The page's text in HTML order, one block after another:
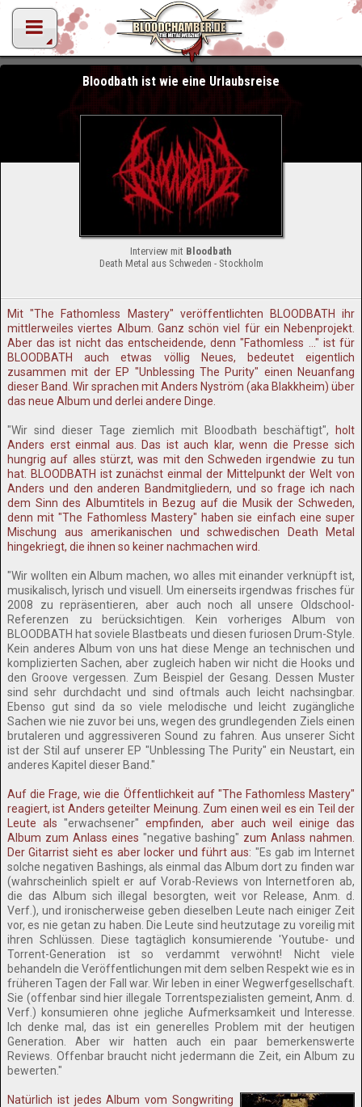
Bloodbath ist wie eine Urlaubsreise
Interview mit Bloodbath
Death Metal aus Schweden - Stockholm
Mit "The Fathomless Mastery" veröffentlichten BLOODBATH ihr
mittlerweiles viertes Album. Ganz schön viel für ein Nebenprojekt.
Aber das ist nicht das entscheidende, denn "Fathomless ..." ist für
BLOODBATH auch etwas völlig Neues, bedeutet eigentlich
zusammen mit der EP "Unblessing The Purity" einen Neuanfang
dieser Band. Wir sprachen mit Anders Nyström (aka Blakkheim) über
das neue Album und derlei andere Dinge.
"Wir sind dieser Tage ziemlich mit Bloodbath beschäftigt",
holt
Anders erst einmal aus. Das ist auch klar, wenn die Presse sich
hungrig auf alles stürzt, was mit den Schweden irgendwie zu tun
hat. BLOODBATH ist zunächst einmal der Mittelpunkt der Welt von
Anders und den anderen Bandmitgliedern, und so frage ich nach
dem Sinn des Albumtitels in Bezug auf die Musik der Schweden,
denn mit "The Fathomless Mastery" haben sie einfach eine super
Mischung aus amerikanischen und schwedischen Death Metal
hingekriegt, die ihnen so keiner nachmachen wird.
"Wir wollten ein Album machen, wo alles mit einander verknüpft ist,
musikalisch, lyrisch und visuell. Um einerseits irgendwas frisches für
2008 zu repräsentieren, aber auch noch all unsere Oldschool-
Referenzen zu berücksichtigen. Kein vorheriges Album von
BLOODBATH hat soviele Blastbeats und diesen furiosen Drum-Style.
Kein anderes Album von uns hat diese Menge an technischen und
komplizierten Sachen, aber zugleich haben wir nicht die Hooks und
den Groove vergessen. Zum Beispiel der Gesang. Dessen Muster
sind sehr durchdacht und sind oftmals auch leicht nachsingbar.
Ebenso gut sind da so viele melodische und leicht zugängliche
Sachen wie nie zuvor bei uns, wegen des grundlegenden Ziels einen
brutaleren und aggressiveren Sound zu fahren. Aus unserer Sicht
ist der Stil auf unserer EP "Unblessing The Purity" ein Neustart, ein
anderes Kapitel dieser Band."
Auf die Frage, wie die Öffentlichkeit auf "The Fathomless Mastery"
reagiert, ist Anders geteilter Meinung. Zum einen weil es ein Teil der
Leute als "erwachsener"empfinden, aber auch weil einige das
Album zum Anlass eines "negative bashing" zum Anlass nahmen.
Der Gitarrist sieht es aber locker und führt aus: "Es gab im Internet
solche negativen Bashings, als einmal das Album dort zu finden war
(wahrscheinlich spielt er auf Vorab-Reviews von Internetforen ab,
die das Album sich illegal besorgten, weit vor Release, Anm. d.
Verf.), und ironischerweise geben dieselben Leute nach einiger Zeit
vor, es nie getan zu haben. Die Leute sind heutzutage zu voreilig mit
ihren Schlüssen. Diese tagtäglich konsumierende 'Youtube- und
Torrent-Generation ist so verdammt verwöhnt! Nicht viele
behandeln die Veröffentlichungen mit dem selben Respekt wie es in
früheren Tagen der Fall war. Wir leben in einer Wegwerfgesellschaft.
Sie (offenbar sind hier illegale Torrentspezialisten gemeint, Anm. d.
Verf.) konsumieren ohne jegliche Aufmerksamkeit und Interesse.
Ich denke mal, das ist ein generelles Problem mit der heutigen
Generation. Aber wir hatten auch ein paar bemerkenswerte
Reviews. Offenbar braucht nicht jedermann die Zeit, ein Album zu
bewerten."
Natürlich ist jedes Album vom Songwriting